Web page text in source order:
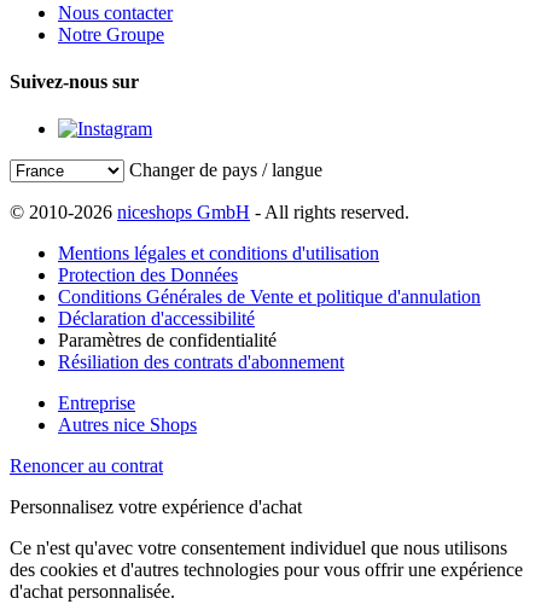
Nous contacter
Notre Groupe
Suivez-nous sur
Changer de pays / langue
© 2010-2026 niceshops GmbH - All rights reserved.
Mentions légales et conditions d'utilisation
Protection des Données
Conditions Générales de Vente et politique d'annulation
Déclaration d'accessibilité
Paramètres de confidentialité
Résiliation des contrats d'abonnement
Entreprise
Autres nice Shops
Renoncer au contrat
Personnalisez votre expérience d'achat
Ce n'est qu'avec votre consentement individuel que nous utilisons
des cookies et d'autres technologies pour vous offrir une expérience
d'achat personnalisée.